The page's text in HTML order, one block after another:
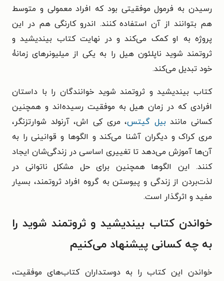
رسیدن به فرمول موفقیتى بود که افراد معمولى و متوسط
هم بتوانند از آن استفاده کنند. اندرو کارنگی هم در این
پروژه به او کمک می‌کند و در نهایت کتاب بیندیشید و
ثروتمند شوید ناپلئون هیل را به یکى از میلیونرهاى زمانۀ
خود تبدیل می‌کند.
کتاب بیندیشید و ثروتمند شوید خوانندگان را با داستان
افرادى که در زمان هیل به موفقیت رسیده‌اند و همچنین
کسانی مانند بیل گیتس، مرى کِى اش، آرنولد شوارتزنگر،
مرى کراک و دیگران آشنا می‌کند و الگوها و قوانینی را به
آن‌ها آموزش می‌دهد تا تغییری اساسی در زندگی‌شان ایجاد
کنند. این الگوها همچنین براى حل مشکل ناتوانى در
لذت‌بردن از زندگى و پیوستن به گروه افراد ثروتمند، بسیار
مفید و اثرگذار است.
خواندن کتاب بیندیشید و ثروتمند شوید را
به چه کسانی پیشنهاد می‌کنیم
خواندن این کتاب را به دوستداران کتاب‌های موفقیت،